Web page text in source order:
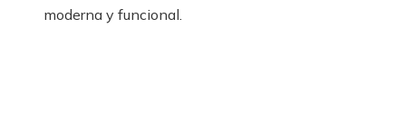
moderna y funcional.